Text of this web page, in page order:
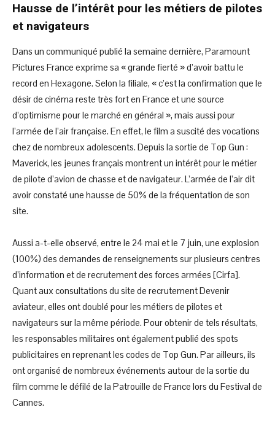
Hausse de l’intérêt pour les métiers de pilotes
et navigateurs
Dans un communiqué publié la semaine dernière, Paramount
Pictures France exprime sa « grande fierté » d’avoir battu le
record en Hexagone. Selon la filiale, « c’est la confirmation que le
désir de cinéma reste très fort en France et une source
d’optimisme pour le marché en général », mais aussi pour
l’armée de l’air française. En effet, le film a suscité des vocations
chez de nombreux adolescents. Depuis la sortie de Top Gun :
Maverick, les jeunes français montrent un intérêt pour le métier
de pilote d’avion de chasse et de navigateur. L’armée de l’air dit
avoir constaté une hausse de 50% de la fréquentation de son
site.
Aussi a-t-elle observé, entre le 24 mai et le 7 juin, une explosion
(100%) des demandes de renseignements sur plusieurs centres
d’information et de recrutement des forces armées [Cirfa].
Quant aux consultations du site de recrutement Devenir
aviateur, elles ont doublé pour les métiers de pilotes et
navigateurs sur la même période. Pour obtenir de tels résultats,
les responsables militaires ont également publié des spots
publicitaires en reprenant les codes de Top Gun. Par ailleurs, ils
ont organisé de nombreux événements autour de la sortie du
film comme le défilé de la Patrouille de France lors du Festival de
Cannes.